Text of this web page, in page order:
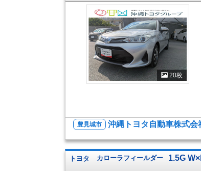
20枚
豊見城市 沖縄トヨタ自動車株式
トヨタ カローラフィールダー 1.5G